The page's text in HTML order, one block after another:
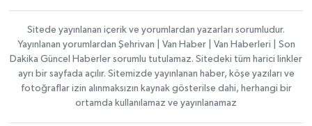
Sitede yayınlanan içerik ve yorumlardan yazarları sorumludur.
Yayınlanan yorumlardan Şehrivan | Van Haber | Van Haberleri | Son
Dakika Güncel Haberler sorumlu tutulamaz. Sitedeki tüm harici linkler
ayrı bir sayfada açılır. Sitemizde yayınlanan haber, köşe yazıları ve
fotoğraflar izin alınmaksızın kaynak gösterilse dahi, herhangi bir
ortamda kullanılamaz ve yayınlanamaz